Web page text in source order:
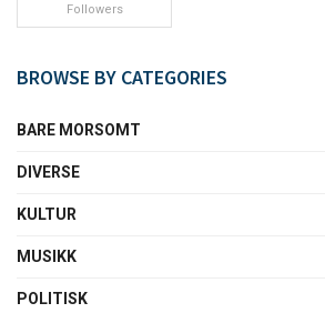
Followers
BROWSE BY CATEGORIES
BARE MORSOMT
DIVERSE
KULTUR
MUSIKK
POLITISK